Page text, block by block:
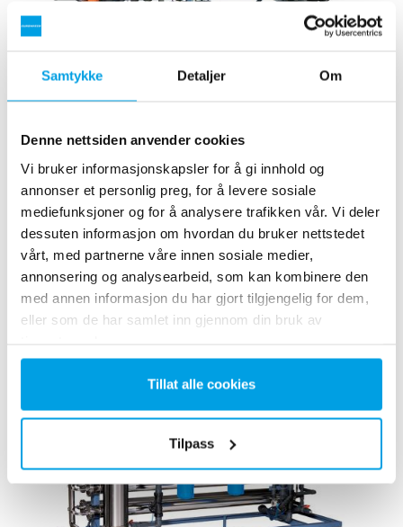
Samtykke Detaljer Om
Denne nettsiden anvender cookies
Vi bruker informasjonskapsler for å gi innhold og
annonser et personlig preg, for å levere sosiale
mediefunksjoner og for å analysere trafikken vår. Vi deler
dessuten informasjon om hvordan du bruker nettstedet
vårt, med partnerne våre innen sosiale medier,
annonsering og analysearbeid, som kan kombinere den
med annen informasjon du har gjort tilgjengelig for dem,
eller som de har samlet inn gjennom din bruk av
Tillat alle cookies
Tilpass
Nanofiltreringsanlegg
Nanofiltrering ( NF ) enheter brukt til reduksjon av organisk
materiale, farge, sulfat, kalsium, magnesium og
mikroorganismer. Kan også brukes, med fordel for delvis
bløtgjøring.